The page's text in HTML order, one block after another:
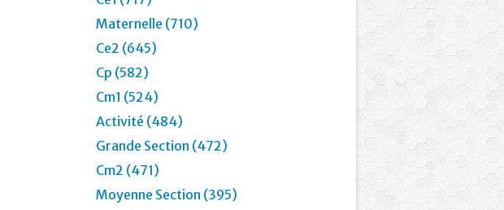
Maternelle (710)
Ce2 (645)
Cp (582)
Cm1 (524)
Activité (484)
Grande Section (472)
Cm2 (471)
Moyenne Section (395)